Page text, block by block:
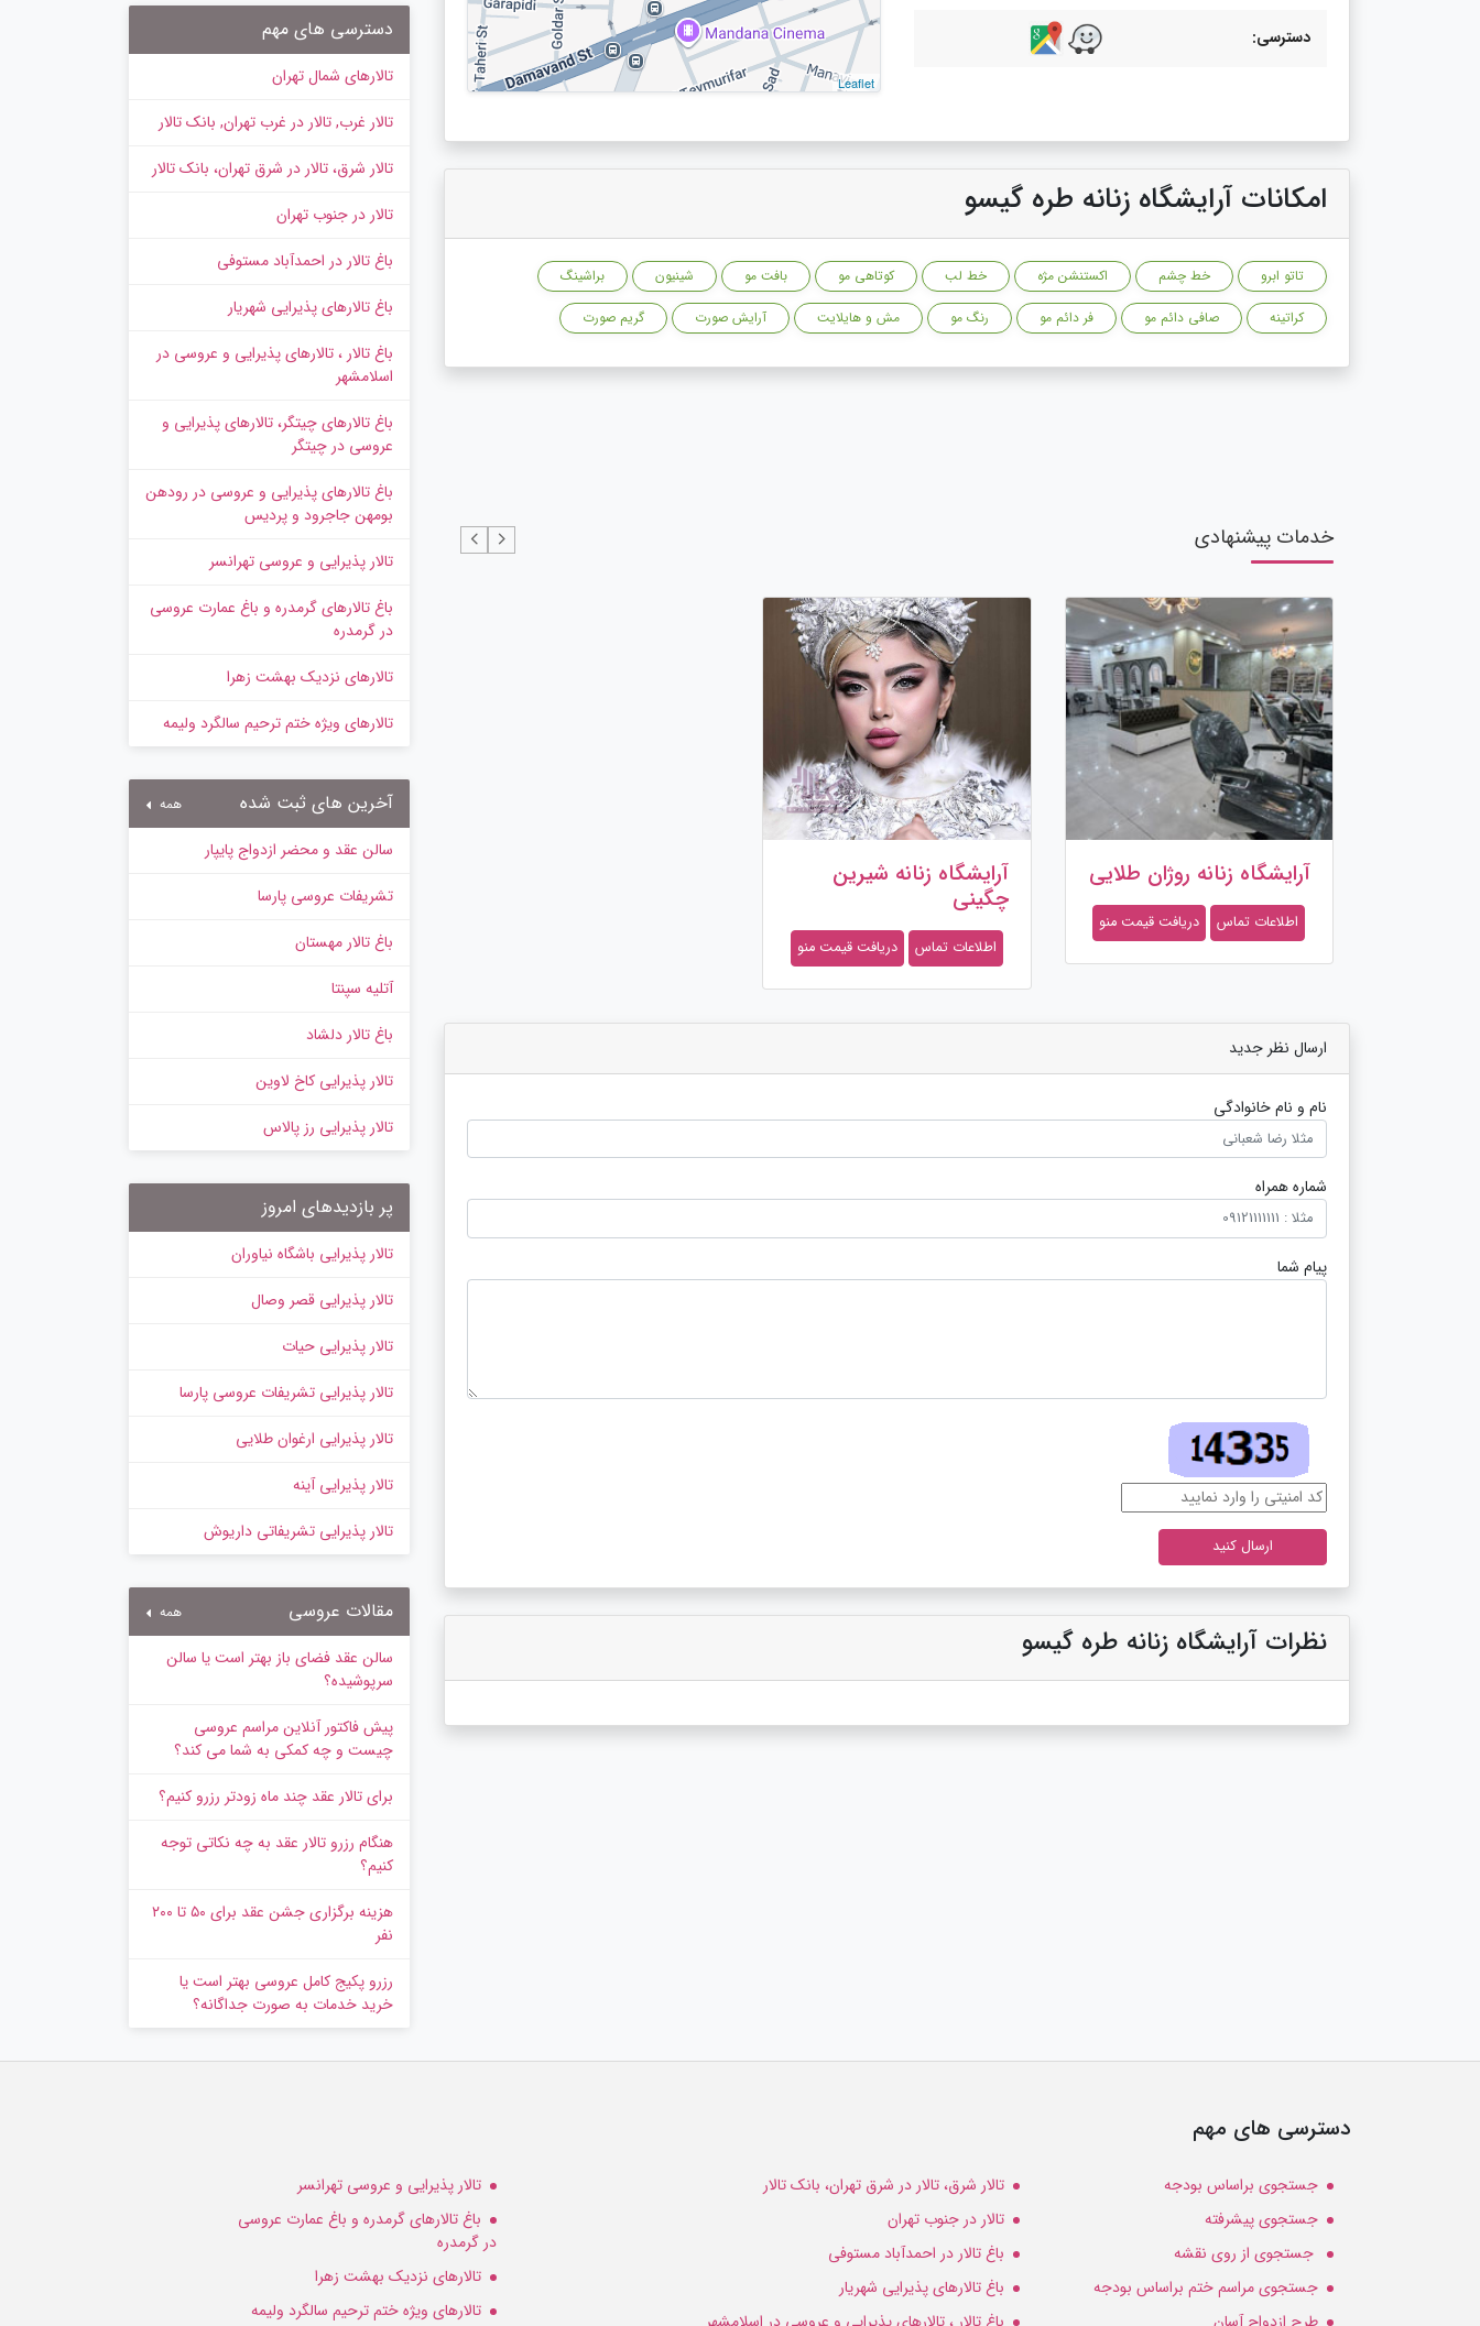
دسترسی:
Leaflet
امکانات آرایشگاه زنانه طره گیسو
تاتو ابرو خط چشم اکستنشن مژه خط لب کوتاهی مو بافت مو شینیون
براشینگ
کراتینه
صافی دائم مو فر دائم مو رنگ مو مش و هایلایت آرایش صورت گریم صورت
خدمات پیشنهادی
آرایشگاه زنانه روژان طلایی
اطلاعات تماس دریافت قیمت منو
آرایشگاه زنانه شیرین
چگینی
اطلاعات تماس دریافت قیمت منو
ارسال نظر جدید
نام و نام خانوادگی
شماره همراه
پیام شما
نظرات آرایشگاه زنانه طره گیسو
دسترسی های مهم
تالارهای شمال تهران
تالار غرب, تالار در غرب تهران, بانک تالار
تالار شرق، تالار در شرق تهران، بانک تالار
تالار در جنوب تهران
باغ تالار در احمدآباد مستوفی
باغ تالارهای پذیرایی شهریار
باغ تالار ، تالارهای پذیرایی و عروسی در
اسلامشهر
باغ تالارهای چیتگر، تالارهای پذیرایی و
عروسی در چیتگر
باغ تالارهای پذیرایی و عروسی در رودهن
بومهن جاجرود و پردیس
تالار پذیرایی و عروسی تهرانسر
باغ تالارهای گرمدره و باغ عمارت عروسی
در گرمدره
تالارهای نزدیک بهشت زهرا
تالارهای ویژه ختم ترحیم سالگرد ولیمه
آخرین های ثبت شده همه
سالن عقد و محضر ازدواج پایپار
تشریفات عروسی پارسا
باغ تالار مهستان
آتلیه سپنتا
باغ تالار دلشاد
تالار پذیرایی کاخ لاوین
تالار پذیرایی رز پالاس
پر بازدیدهای امروز
تالار پذیرایی باشگاه نیاوران
تالار پذیرایی قصر وصال
تالار پذیرایی حیات
تالار پذیرایی تشریفات عروسی پارسا
تالار پذیرایی ارغوان طلایی
تالار پذیرایی آینه
تالار پذیرایی تشریفاتی داریوش
مقالات عروسی همه
سالن عقد فضای باز بهتر است یا سالن
سرپوشیده؟
پیش‌ فاکتور آنلاین مراسم عروسی
چیست و چه کمکی به شما می کند؟
برای تالار عقد چند ماه زودتر رزرو کنیم؟
هنگام رزرو تالار عقد به چه نکاتی توجه
کنیم؟
هزینه برگزاری جشن عقد برای ۵۰ تا ۲۰۰
نفر
رزرو پکیج کامل عروسی بهتر است یا
خرید خدمات به‌ صورت جداگانه؟
دسترسی های مهم
جستجوی براساس بودجه
جستجوی پیشرفته
جستجوی از روی نقشه
جستجوی مراسم ختم براساس بودجه
تالار شرق، تالار در شرق تهران، بانک تالار
تالار در جنوب تهران
باغ تالار در احمدآباد مستوفی
باغ تالارهای پذیرایی شهریار
تالار پذیرایی و عروسی تهرانسر
باغ تالارهای گرمدره و باغ عمارت عروسی
در گرمدره
تالارهای نزدیک بهشت زهرا
تالارهای ویژه ختم ترحیم سالگرد ولیمه